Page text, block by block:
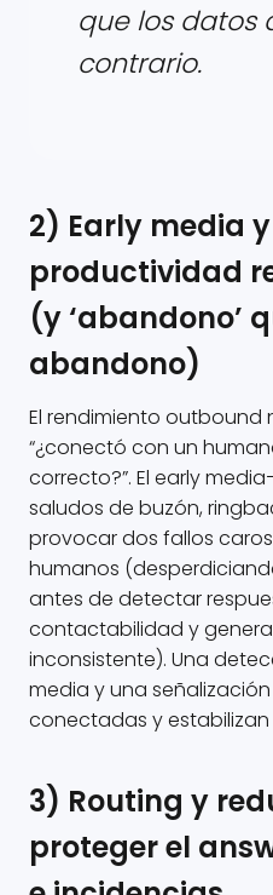
que los datos
contrario.
2) Early media
productividad
(y ‘abandono’
abandono)
El rendimiento outbound
“¿conectó con un
correcto?”. El early
saludos de buzón,
provocar dos fallos
humanos
antes de detectar
contactabilidad y
inconsistente). Una
media y una
conectadas y
3) Routing y
proteger el